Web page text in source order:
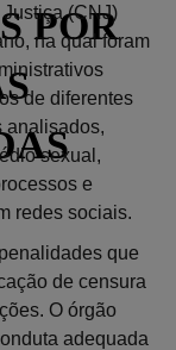
POR
(CNJ)
na qual foram
de diferentes
analisados,
sexual,
e
redes sociais.
que
de censura
O órgão
adequada